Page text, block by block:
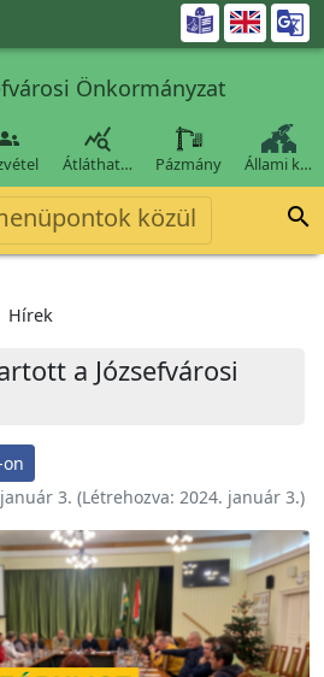

Önkormányzat

Átláthat… Pázmány Állami k…
közül 
Hírek
a Józsefvárosi
3. (Létrehozva: 2024. január 3.)